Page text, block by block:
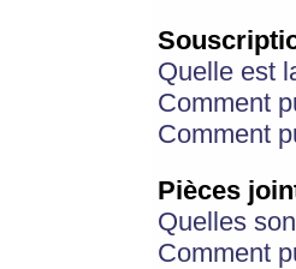
Quelle est
Comment
Comment
Pièces
Quelles
Comment